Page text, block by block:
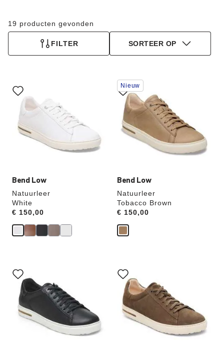
19 producten gevonden
FILTER SORTEER OP
Bend Low
Natuurleer
White
Price:
€ 150,00
je
een
andere
kleur
selecteert,
wordt
productafbeelding
Bend Low
Natuurleer
Tobacco Brown
Price:
€ 150,00
Als
je
een
andere
kleur
selecteert,
wordt
productafbeelding
Nieuw
je
een
andere
kleur
selecteert,
wordt
productafbeelding
je
een
andere
kleur
selecteert,
wordt
productafbeelding